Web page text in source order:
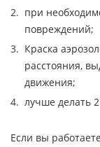
при
повреждений;
Краска
расстояния,
движения;
лучше делать
Если вы